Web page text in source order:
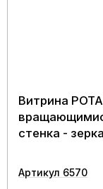
Витрина
стенка -
Артикул 6570